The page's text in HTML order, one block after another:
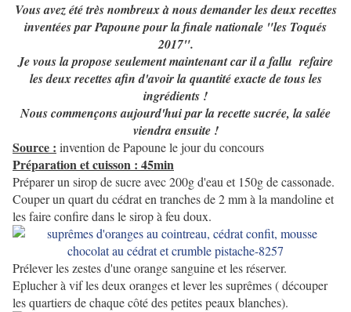
Vous avez été très nombreux à nous demander les deux recettes
inventées par Papoune pour la finale nationale "les Toqués
2017".
Je vous la propose seulement maintenant car il a fallu refaire
les deux recettes afin d'avoir la quantité exacte de tous les
ingrédients !
Nous commençons aujourd'hui par la recette sucrée, la salée
viendra ensuite !
Source : invention de Papoune le jour du concours
Préparation et cuisson : 45min
Préparer un sirop de sucre avec 200g d'eau et 150g de cassonade.
Couper un quart du cédrat en tranches de 2 mm à la mandoline et
les faire confire dans le sirop à feu doux.
Prélever les zestes d'une orange sanguine et les réserver.
Eplucher à vif les deux oranges et lever les suprêmes ( découper
les quartiers de chaque côté des petites peaux blanches).